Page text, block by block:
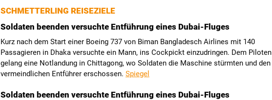
SCHMETTERLING REISEZIELE
Soldaten beenden versuchte Entführung eines Dubai-Fluges
Kurz nach dem Start einer Boeing 737 von Biman Bangladesch Airlines mit 140
Passagieren in Dhaka versuchte ein Mann, ins Cockpickt einzudringen. Dem Piloten
gelang eine Notlandung in Chittagong, wo Soldaten die Maschine stürmten und den
vermeindlichen Entführer erschossen. Spiegel
Soldaten beenden versuchte Entführung eines Dubai-Fluges